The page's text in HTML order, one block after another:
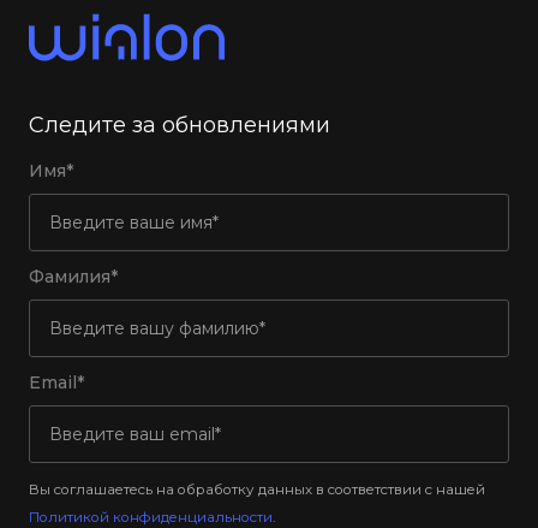
Следите за обновлениями
Имя*
Фамилия*
Email*
Вы соглашаетесь на обработку данных в соответствии с нашей
Политикой конфиденциальности.